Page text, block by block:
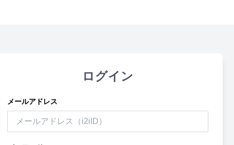
ログイン
メールアドレス